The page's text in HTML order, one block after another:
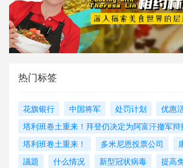
热门标签
花旗银行 中国将军 处罚计划 优惠
塔利班卷土重来！拜登仍决定为阿富汗撤军辩
塔利班卷土重来！
多米尼恩投票公司
議題
什么情况 新型冠状病毒 提高